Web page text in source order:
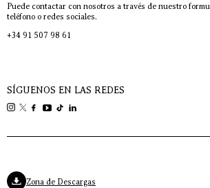
Puede contactar con nosotros a través de nuestro
teléfono o redes sociales.
+34 91 507 98 61
SÍGUENOS EN LAS REDES
Zona de Descargas